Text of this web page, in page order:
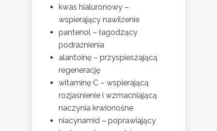
kwas hialuronowy –
wspierający nawilżenie
pantenol – łagodzący
podrażnienia
alantoinę – przyspieszającą
regenerację
witaminę C – wspierającą
rozjaśnienie i wzmacniającą
naczynia krwionośne
niacynamid – poprawiający